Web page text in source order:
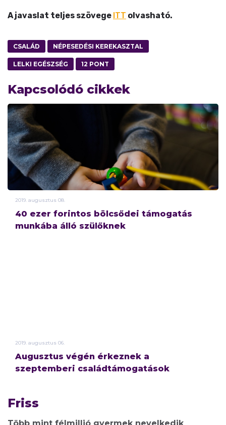
A javaslat teljes szövege ITT olvasható.
CSALÁD NÉPESEDÉSI KEREKASZTAL
LELKI EGÉSZSÉG 12 PONT
Kapcsolódó cikkek
2019. augusztus 08.
40 ezer forintos bölcsődei támogatás
munkába álló szülőknek
2019. augusztus 06.
Augusztus végén érkeznek a
szeptemberi családtámogatások
Friss